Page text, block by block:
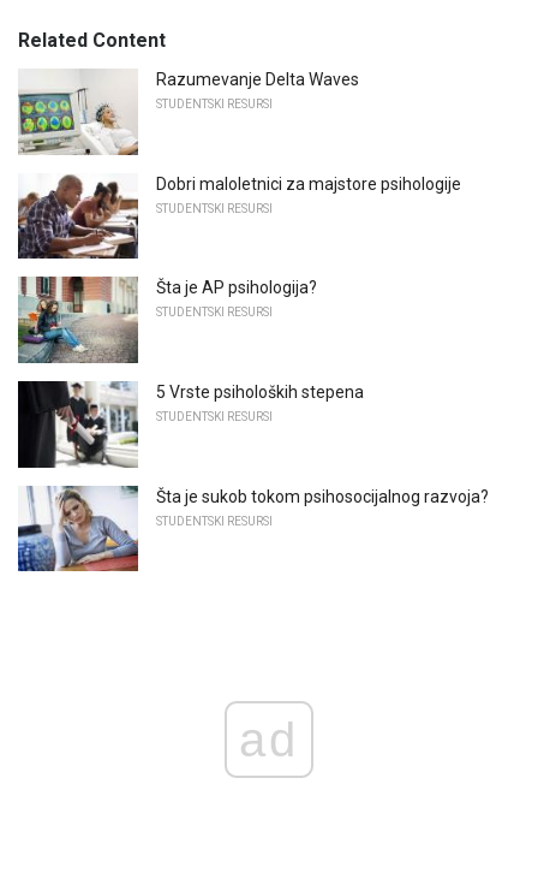
Related Content
Razumevanje Delta Waves
STUDENTSKI RESURSI
Dobri maloletnici za majstore psihologije
STUDENTSKI RESURSI
Šta je AP psihologija?
STUDENTSKI RESURSI
5 Vrste psiholoških stepena
STUDENTSKI RESURSI
Šta je sukob tokom psihosocijalnog razvoja?
STUDENTSKI RESURSI
ad